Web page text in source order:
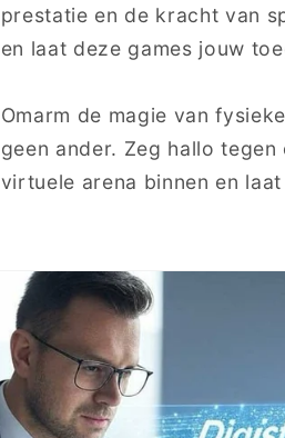
prestatie en de kracht van
en laat deze games jouw
Omarm de magie van
geen ander. Zeg hallo
virtuele arena binnen en